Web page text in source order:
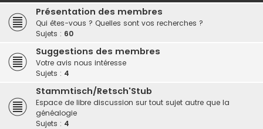
Présentation des membres
Qui êtes-vous ? Quelles sont vos recherches ?
Sujets : 60
Suggestions des membres
Votre avis nous intéresse
Sujets : 4
Stammtisch/Retsch'Stub
Espace de libre discussion sur tout sujet autre que la
généalogie
Sujets : 4